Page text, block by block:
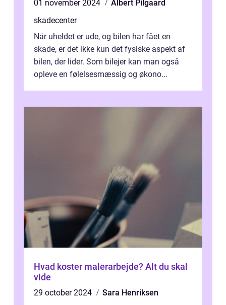
01 november 2024
Albert Pilgaard
skadecenter
Når uheldet er ude, og bilen har fået en
skade, er det ikke kun det fysiske aspekt af
bilen, der lider. Som bilejer kan man også
opleve en følelsesmæssig og økono...
Hvad koster malerarbejde? Alt du skal
vide
29 october 2024
Sara Henriksen